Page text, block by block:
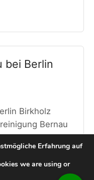
bei Berlin
Birkholz
Bernau
in…
Erfahrung auf
we are using or